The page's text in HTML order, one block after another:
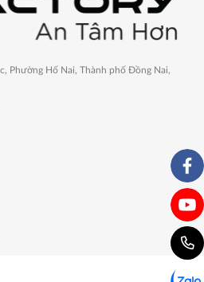
Phường Hố Nai, Thành phố Đồng Nai,